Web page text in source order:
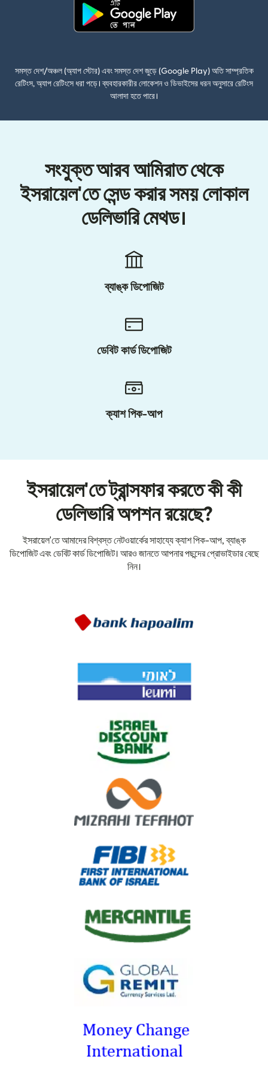
সমস্ত দেশ/অঞ্চল (অ্যাপ স্টোর) এবং সমস্ত দেশ জুড়ে (Google Play) অতি সাম্প্রতিক
রেটিংস, অ্যাপ রেটিংসে ধরা পড়ে। ব্যবহারকারীর লোকেশন ও ডিভাইসের ধরন অনুসারে রেটিংস
আলাদা হতে পারে।
সংযুক্ত আরব আমিরাত থেকে
ইসরায়েল'তে সেন্ড করার সময় লোকাল
ডেলিভারি মেথড।
ব্যাঙ্ক ডিপোজিট
ডেবিট কার্ড ডিপোজিট
ক্যাশ পিক-আপ
ইসরায়েল'তে ট্রান্সফার করতে কী কী
ডেলিভারি অপশন রয়েছে?
ইসরায়েল'তে আমাদের বিশ্বস্ত নেটওয়ার্কের সাহায্যে ক্যাশ পিক-আপ, ব্যাঙ্ক
ডিপোজিট এবং ডেবিট কার্ড ডিপোজিট। আরও জানতে আপনার পছন্দের প্রোভাইডার বেছে
নিন।